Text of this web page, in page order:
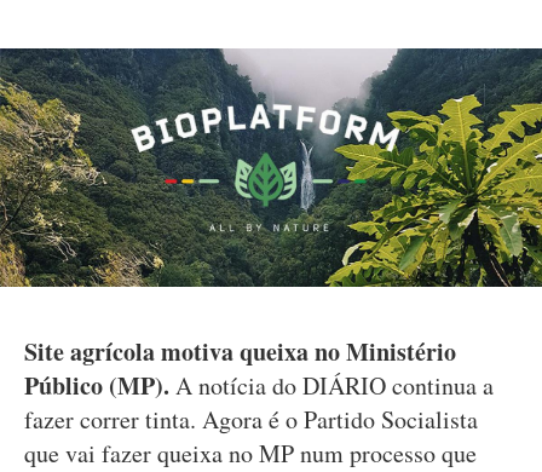
Site agrícola motiva queixa no Ministério
Público (MP). A notícia do DIÁRIO continua a
fazer correr tinta. Agora é o Partido Socialista
que vai fazer queixa no MP num processo que